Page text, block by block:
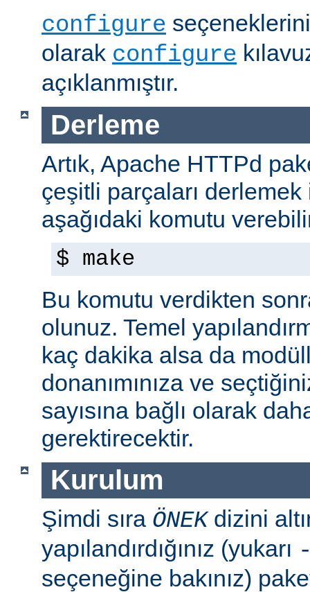
configure
olarak configure
açıklanmıştır.
Derleme
Artık, Apache HTTPd
çeşitli parçaları
aşağıdaki komutu
$ make
Bu komutu verdikten
olunuz. Temel
kaç dakika alsa da
donanımınıza ve
sayısına bağlı olarak
gerektirecektir.
Kurulum
Şimdi sıra ÖNEKdizini
yapılandırdığınız (yukarı
seçeneğine bakınız)